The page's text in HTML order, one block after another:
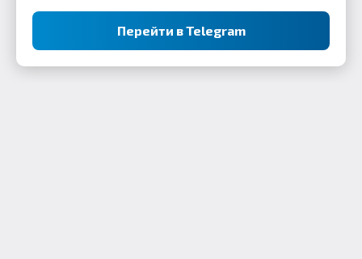
Перейти в Telegram